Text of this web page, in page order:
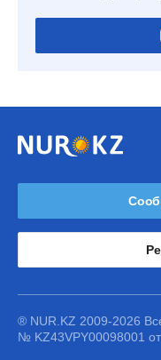
® NUR.KZ 2009-2026
№ KZ43VPY00098001 от